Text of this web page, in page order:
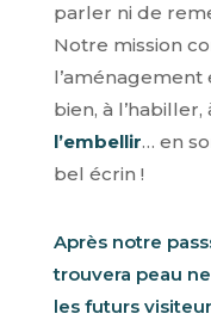
parler ni de
Notre mission
l’aménagement
bien, à l’habiller,
l’embellir… en
bel écrin !
Après notre
trouvera peau
les futurs